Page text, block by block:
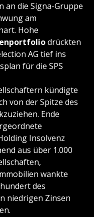
an die Signa-Gruppe
am
Hohe
drückten
AG tief ins
für die SPS
kündigte
von der Spitze des
Ende
Insolvenz
aus über 1.000
wankte
des
niedrigen Zinsen